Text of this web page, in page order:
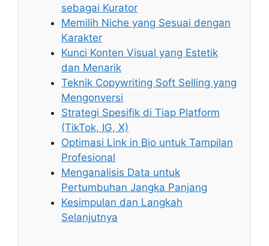
sebagai Kurator
Memilih Niche yang Sesuai dengan
Karakter
Kunci Konten Visual yang Estetik
dan Menarik
Teknik Copywriting Soft Selling yang
Mengonversi
Strategi Spesifik di Tiap Platform
(TikTok, IG, X)
Optimasi Link in Bio untuk Tampilan
Profesional
Menganalisis Data untuk
Pertumbuhan Jangka Panjang
Kesimpulan dan Langkah
Selanjutnya